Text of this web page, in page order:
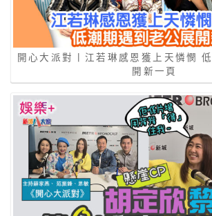
開心大派對丨江若琳感恩獲上天憐憫
開新一頁